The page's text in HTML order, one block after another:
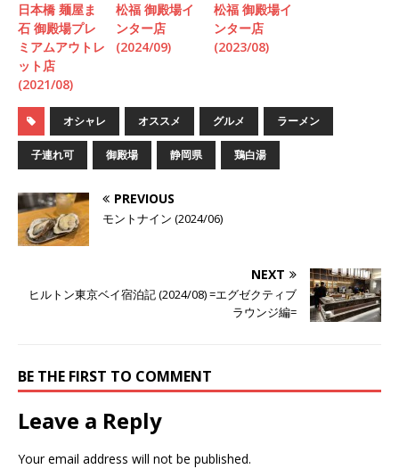
日本橋 麺屋ま
石 御殿場プレ
ミアムアウトレ
ット店
(2021/08)
松福 御殿場イ
ンター店
(2024/09)
松福 御殿場イ
ンター店
(2023/08)
オシャレ オススメ グルメ ラーメン
子連れ可 御殿場 静岡県 鶏白湯
PREVIOUS
モントナイン (2024/06)
NEXT
ヒルトン東京ベイ宿泊記 (2024/08) =エグゼクティブ
ラウンジ編=
BE THE FIRST TO COMMENT
Leave a Reply
Your email address will not be published.